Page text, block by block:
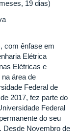
19 dias)
com ênfase em
Elétrica
Elétricas e
área de
Federal de
2017, fez parte do
Federal
do seu
Desde Novembro de